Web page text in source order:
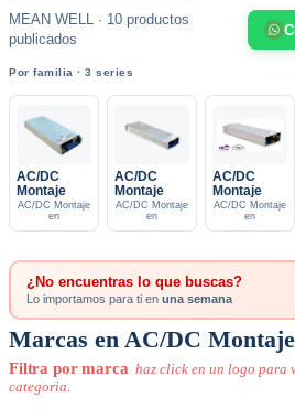
MEAN WELL · 10 productos
publicados
Por familia · 3 series
AC/DC
Montaje
AC/DC Montaje
en
AC/DC
Montaje
AC/DC Montaje
en
AC/DC
Montaje
AC/DC Montaje
en
¿No encuentras lo que buscas?
Lo importamos para ti en una semana
Marcas en AC/DC
Filtra por marca haz click en un logo para
categoria.